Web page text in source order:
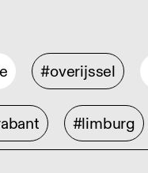
#overijssel
#limburg